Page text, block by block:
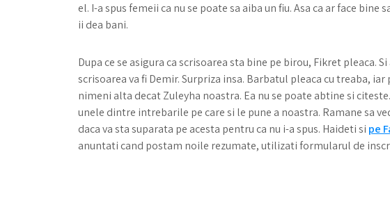
el. I-a spus femeii ca nu se poate sa aiba un fiu. Asa ca ar face
ii dea bani.
Dupa ce se asigura ca scrisoarea sta bine pe birou, Fikret pleaca.
scrisoarea va fi Demir. Surpriza insa. Barbatul pleaca cu treaba,
nimeni alta decat Zuleyha noastra. Ea nu se poate abtine si
unele dintre intrebarile pe care si le pune a noastra. Ramane sa
daca va sta suparata pe acesta pentru ca nu i-a spus. Haideti si pe
anuntati cand postam noile rezumate, utilizati formularul de